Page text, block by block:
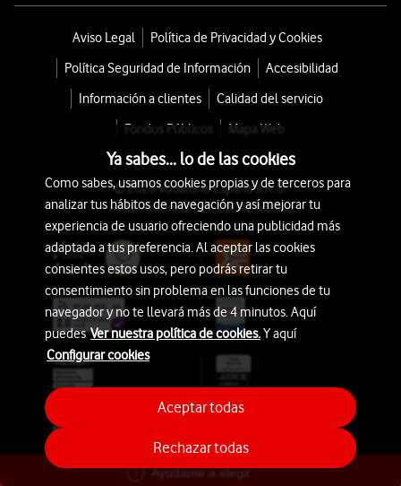
Ayúdame a elegir
Aviso Legal
Política de Privacidad y Cookies
Política Seguridad de Información
Accesibilidad
Información a clientes
Calidad del servicio
Fondos Públicos
Mapa Web
© 2026 Vodafone España S.A.U.
Avda. América 115, 28042 Madrid
Ya sabes... lo de las cookies
Como sabes, usamos cookies propias y de terceros para
analizar tus hábitos de navegación y así mejorar tu
experiencia de usuario ofreciendo una publicidad más
adaptada a tus preferencia. Al aceptar las cookies
consientes estos usos, pero podrás retirar tu
consentimiento sin problema en las funciones de tu
navegador y no te llevará más de 4 minutos. Aquí
puedesVer nuestra política de cookies.Y aquí
Configurar cookies
Rechazar todas
Aceptar todas